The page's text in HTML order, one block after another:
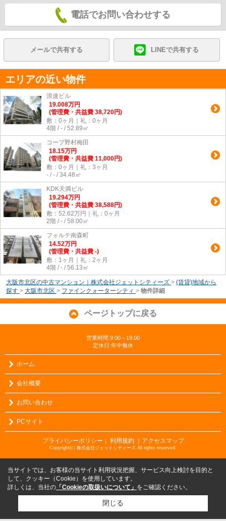
電話でお問い合わせする
メールで共有する LINEで共有する
エリアの近い物件
浪速ビル
19.008万円
(管理費・共益費 38,720円)
敷：0ヶ月｜礼：0ヶ月
4階 / - / 52.89㎡
コープ野村梅田
18.15万円
(管理費・共益費 11,000円)
敷：0ヶ月｜礼：3ヶ月
- / - / 34.48㎡
KDK天満ビル
19.294万円
(管理費・共益費 38,588円)
敷：52.62万円｜礼：0ヶ月
2階 / - / 58.00㎡
フォルテ南森町
14.52万円
(管理費・共益費 -)
敷：1ヶ月｜礼：2ヶ月
4階 / - / 56.13㎡
大阪市北区の中古マンション｜株式会社ジェットシティーズ > (賃貸)地域から
探す > 大阪市北区 > ファインクォーターシティ > 物件詳細
ページトップに戻る
営業時間:9:00～19:00
定休日:年中無休
ホーム
会社概要
お問い合わせ
PCサイト
プライバシーポリシー ｜ 利用規約 ｜アクセスマップ
Copyright(c) 株式会社ジェットシティーズ All rights reserved.
当サイトでは、お客様の当サイト利用状況把握、サービス向上検討を目的と
して、クッキー（Cookie）を使用しています。
詳しくは、当社の 「Cookieの取扱いについて」 をご確認ください。
閉じる